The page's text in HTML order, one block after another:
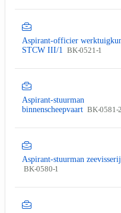
Aspirant-officier
STCW III/1 BK-0521-1
Aspirant-stuurman
binnenscheepvaart BK-0581-2
Aspirant-stuurman zeevisserij
BK-0580-1